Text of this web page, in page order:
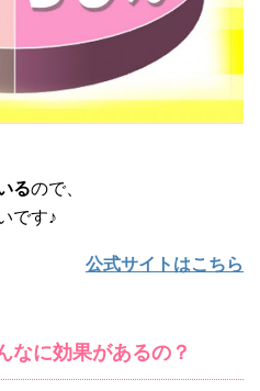
るので、
です♪
公式サイトはこちら
なに効果があるの？